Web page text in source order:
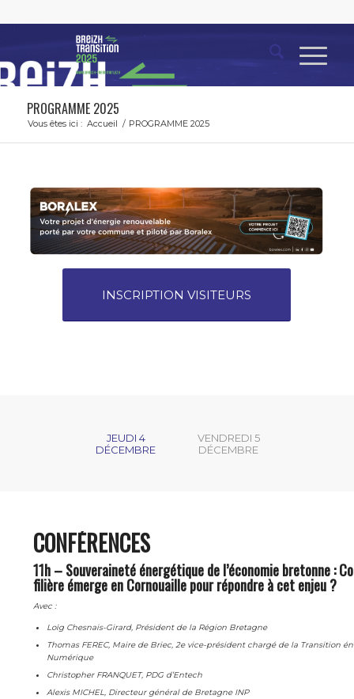
PROGRAMME 2025
Vous êtes ici : Accueil / PROGRAMME 2025
INSCRIPTION VISITEURS
JEUDI 4
DÉCEMBRE
VENDREDI 5
DÉCEMBRE
CONFÉRENCES
11h – Souveraineté énergétique de l’économie bretonne :
filière émerge en Cornouaille pour répondre à cet enjeu ?
Avec :
Loïg Chesnais-Girard, Président de la Région Bretagne
Thomas FEREC, Maire de Briec, 2e vice-président chargé de la Transition
Numérique
Christopher FRANQUET, PDG d’Entech
Alexis MICHEL, Directeur général de Bretagne INP